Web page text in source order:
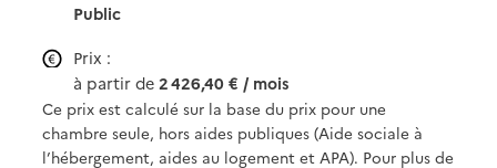
Public
Prix :
à partir de2 426,40 € / mois
Ce prix est calculé sur la base du prix pour une
chambre seule, hors aides publiques (Aide sociale à
l’hébergement, aides au logement et APA). Pour plus de